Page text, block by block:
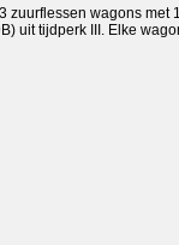
zuurflessen wagons
uit tijdperk III. Elke